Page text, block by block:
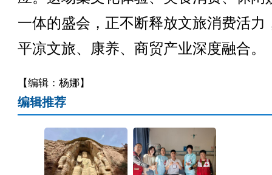
一体的盛会，正不断释放文旅消费活力
平凉文旅、康养、商贸产业深度融合。
【编辑：杨娜】
编辑推荐